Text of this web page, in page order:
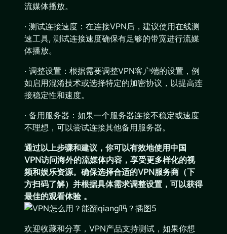
流媒体播放。
· 测试连接速度：在连接VPN后，建议使用在线测
速工具, 测试连接速度确保有足够的带宽进行流媒
体播放。
· 调整设置：根据需要调整VPN客户端的设置，例
如启用混淆技术或选择特定的加密协议，以提高连
接稳定性和速度。
· 备用服务器：如果一个服务器连接不稳定或速度
不理想，可以尝试连接其他备用服务器。
通过以上步骤和建议，你可以有效地使用中国
VPN访问海外的流媒体内容，享受更多样化的视
频和娱乐资源。确保选择合适的VPN服务商（下
方扫码了解）并根据具体需求调整设置，可以获得
最佳的观看体验 。
欢迎收藏和分享，VPN产品支持测试，如果你想